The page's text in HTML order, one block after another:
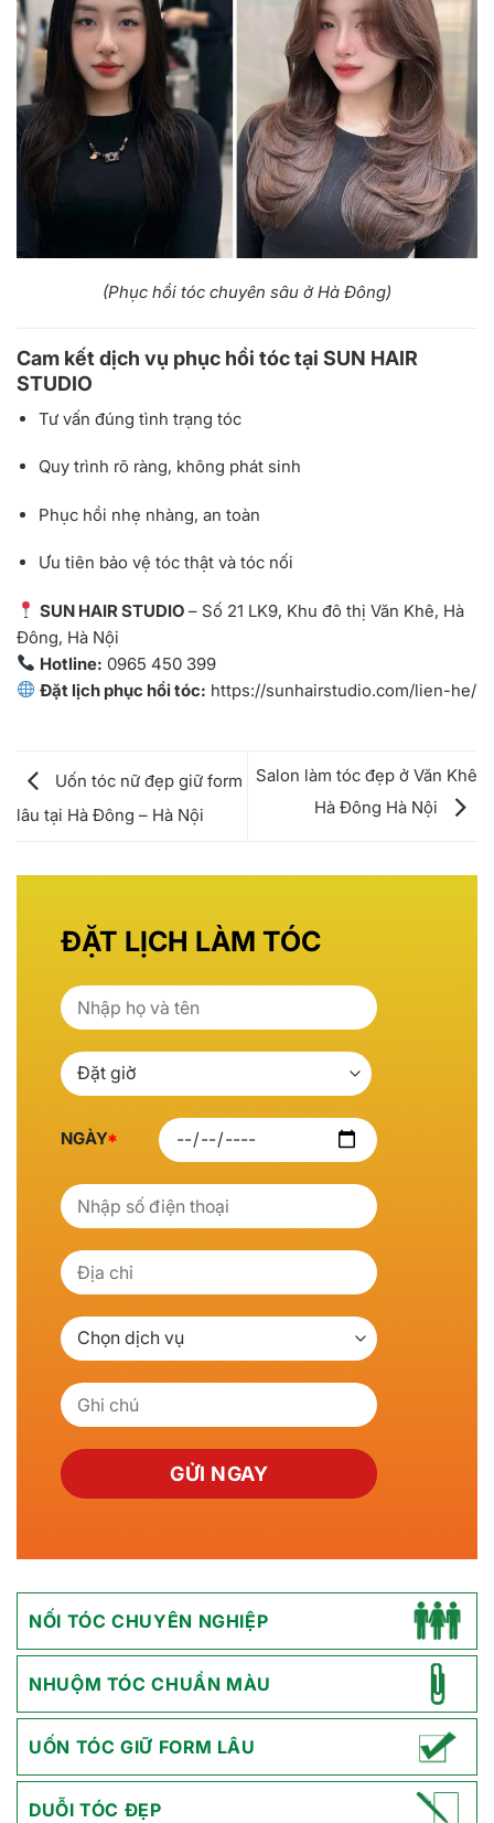
(Phục hồi tóc chuyên sâu ở Hà Đông)
Cam kết dịch vụ phục hồi tóc tại SUN HAIR
STUDIO
Tư vấn đúng tình trạng tóc
Quy trình rõ ràng, không phát sinh
Phục hồi nhẹ nhàng, an toàn
Ưu tiên bảo vệ tóc thật và tóc nối
SUN HAIR STUDIO – Số 21 LK9, Khu đô thị Văn Khê, Hà
Đông, Hà Nội
Hotline: 0965 450 399
Đặt lịch phục hồi tóc: https://sunhairstudio.com/lien-he/
Uốn tóc nữ đẹp giữ form
lâu tại Hà Đông – Hà Nội
Salon làm tóc đẹp ở Văn Khê
Hà Đông Hà Nội
NGÀY*
NỐI TÓC CHUYÊN NGHIỆP
NHUỘM TÓC CHUẨN MÀU
UỐN TÓC GIỮ FORM LÂU
DUỖI TÓC ĐẸP